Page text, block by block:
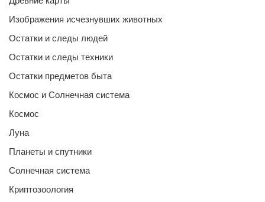
Изображения исчезнувших животных
Остатки и следы людей
Остатки и следы техники
Остатки предметов быта
Космос и Солнечная система
Космос
Луна
Планеты и спутники
Солнечная система
Криптозоология